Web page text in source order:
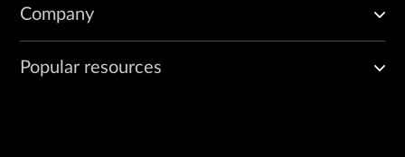
Company
Popular resources